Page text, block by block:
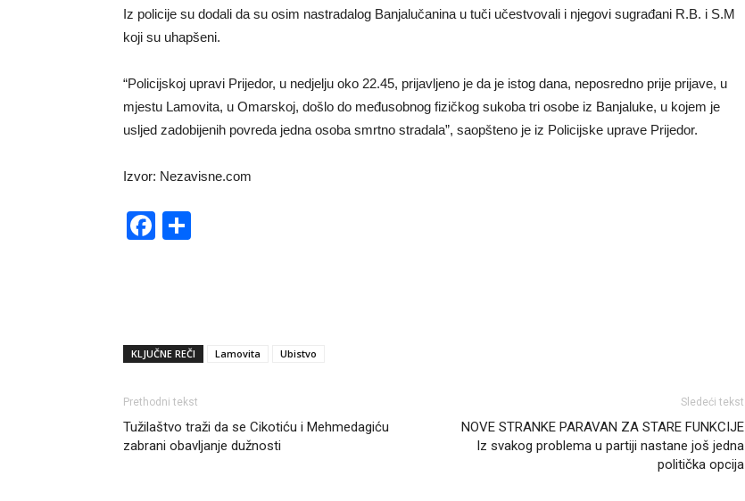
Iz policije su dodali da su osim nastradalog Banjalučanina u tuči učestvovali i njegovi sugrađani R.B. i S.M
koji su uhapšeni.
“Policijskoj upravi Prijedor, u nedjelju oko 22.45, prijavljeno je da je istog dana, neposredno prije prijave, u
mjestu Lamovita, u Omarskoj, došlo do međusobnog fizičkog sukoba tri osobe iz Banjaluke, u kojem je
usljed zadobijenih povreda jedna osoba smrtno stradala”, saopšteno je iz Policijske uprave Prijedor.
Izvor: Nezavisne.com
Facebook
KLJUČNE REČI Lamovita Ubistvo
Prethodni tekst
Tužilaštvo traži da se Cikotiću i Mehmedagiću
zabrani obavljanje dužnosti
Sledeći tekst
NOVE STRANKE PARAVAN ZA STARE FUNKCIJE
Iz svakog problema u partiji nastane još jedna
politička opcija